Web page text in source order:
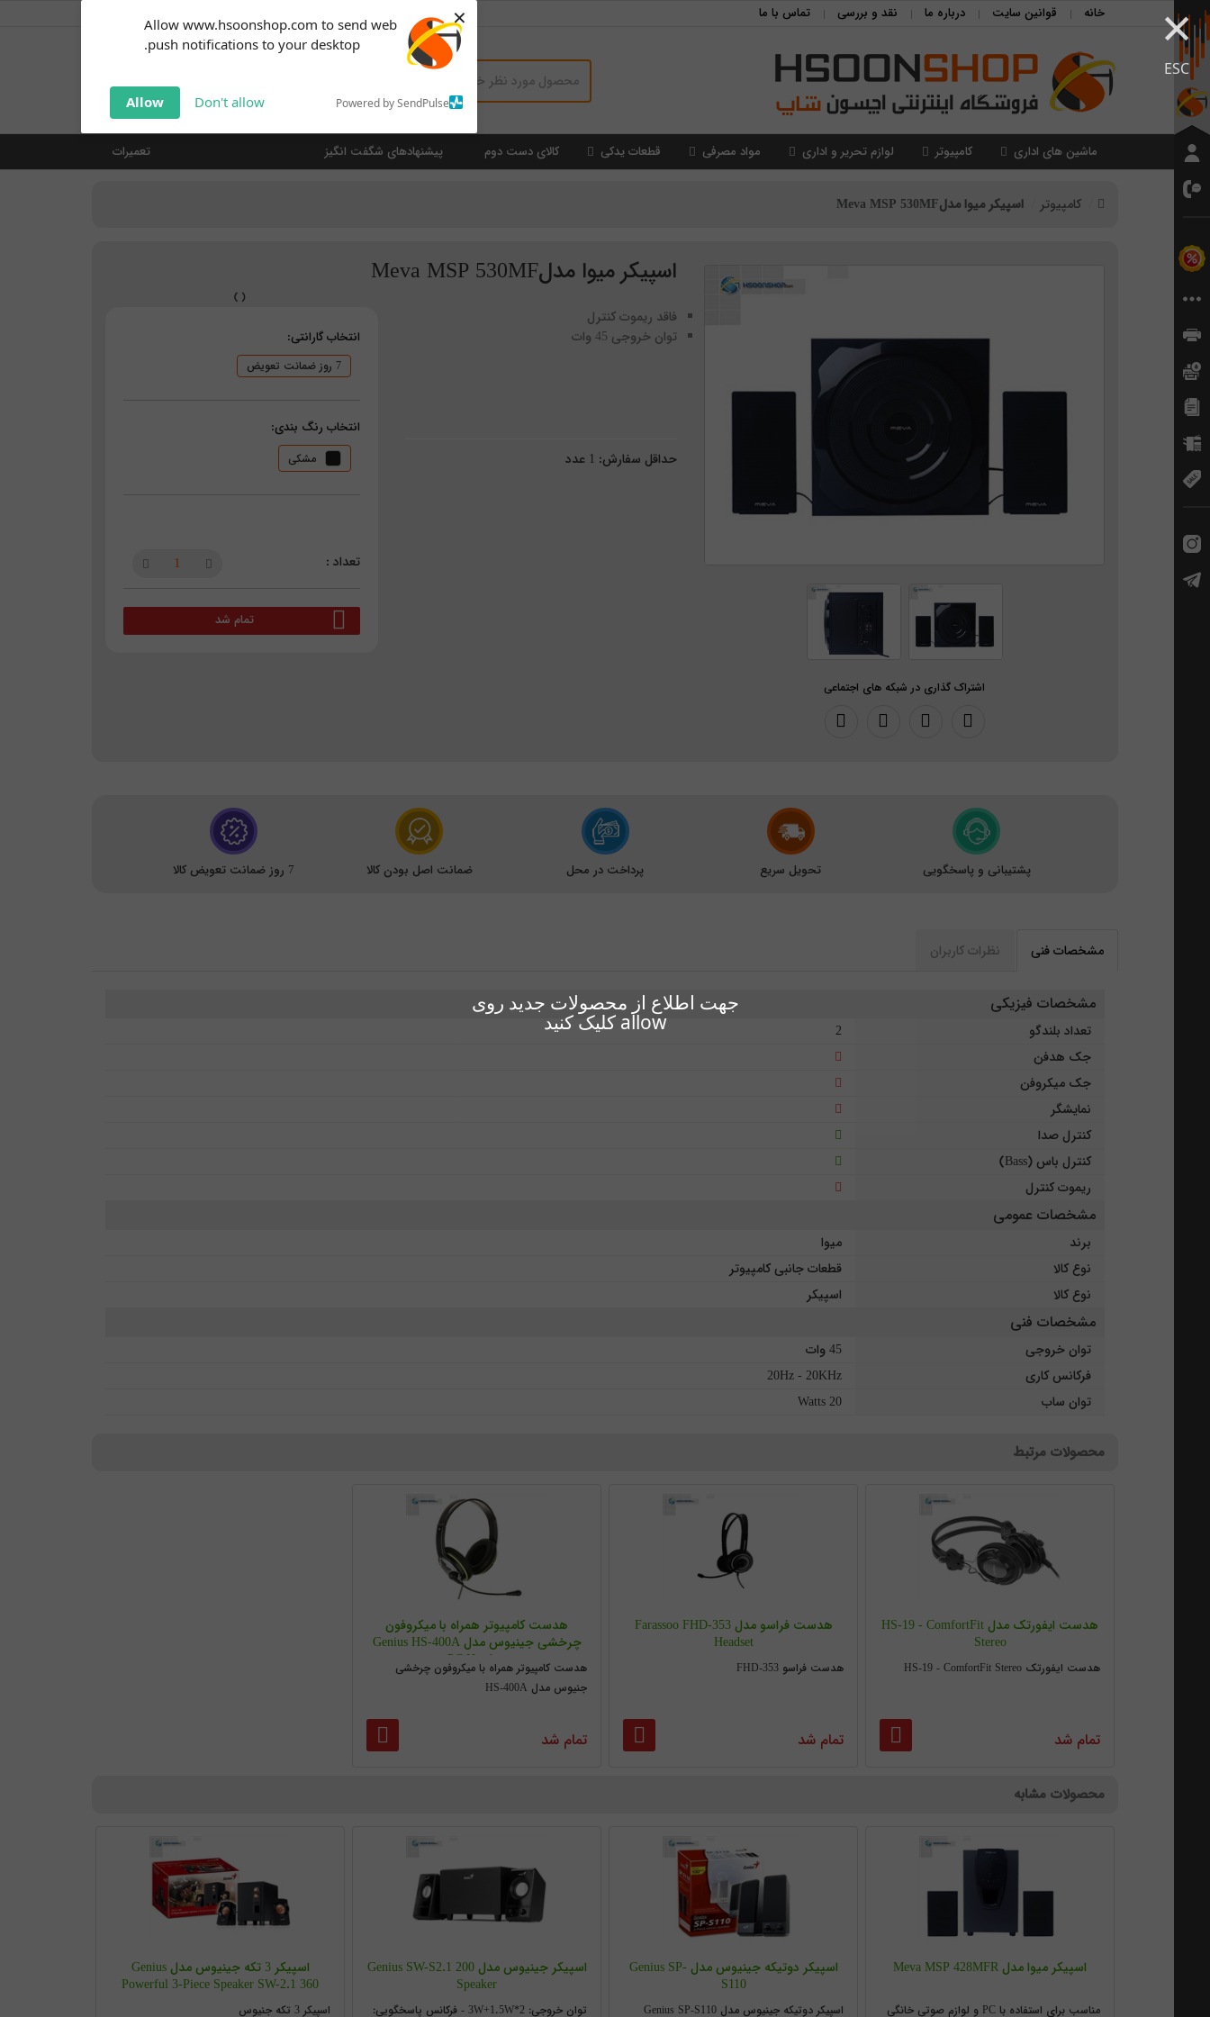
Allow www.hsoonshop.com to send web
push notifications to your desktop.
Powered by SendPulse
Don't allow
Allow
× ×
ESC
جهت اطلاع از محصولات جدید روی
allow کلیک کنید
notifications!
Click the bell icon to enable
خانه قوانین سایت درباره ما نقد و بررسی تماس با ما
ماشین های اداری کامپیوتر لوازم تحریر و اداری مواد مصرفی قطعات یدکی کالای دست دوم پیشنهادهای شگفت انگیز تعمیرات
کامپیوتر اسپیکر میوا مدلMeva MSP 530MF
اشتراک گذاری در شبکه های اجتماعی
اسپیکر میوا مدلMeva MSP 530MF
فاقد ریموت کنترل
توان خروجی 45 وات
حداقل سفارش: 1 عدد
انتخاب گارانتی:
7 روز ضمانت تعویض
انتخاب رنگ بندی:
مشکی
تمام شد
پشتیبانی و پاسخگویی تحویل سریع پرداخت در محل ضمانت اصل بودن کالا 7 روز ضمانت تعویض کالا
مشخصات فنی نظرات کاربران
مشخصات فیزیکی
تعداد بلندگو
2
جک هدفن
جک میکروفن
نمایشگر
کنترل صدا
کنترل باس (Bass)
ریموت کنترل
مشخصات عمومی
برند
میوا
نوع کالا
قطعات جانبی کامپیوتر
نوع کالا
اسپیکر
مشخصات فنی
توان خروجی
45 وات
فرکانس کاری
20Hz - 20KHz
توان ساب
20 Watts
محصولات مرتبط
هدست ایفورتک مدل HS-19 - ComfortFit
Stereo
هدست ایفورتک HS-19 - ComfortFit Stereo
تمام شد
هدست فراسو مدل Farassoo FHD-353
Headset
هدست فراسو FHD-353
تمام شد
هدست کامپیوتر همراه با میکروفون
چرخشی جینیوس مدل Genius HS-400A
PC Headset
هدست کامپیوتر همراه با میکروفون چرخشی
جنیوس مدل HS-400A
تمام شد
محصولات مشابه
اسپیکر میوا مدل Meva MSP 428MFR
مناسب برای استفاده با PC و لوازم صوتی خانگی
اسپیکر دوتیکه جینیوس مدل Genius SP-
S110
اسپیکر دوتیکه جینیوس مدل Genius SP-S110
اسپیکر جینیوس مدل Genius SW-S2.1 200
Speaker
توان خروجی: 3W+1.5W*2 - فرکانس پاسخگویی:
اسپیکر 3 تکه جینیوس مدل Genius
Powerful 3-Piece Speaker SW-2.1 360
اسپیکر 3 تکه جنیوس